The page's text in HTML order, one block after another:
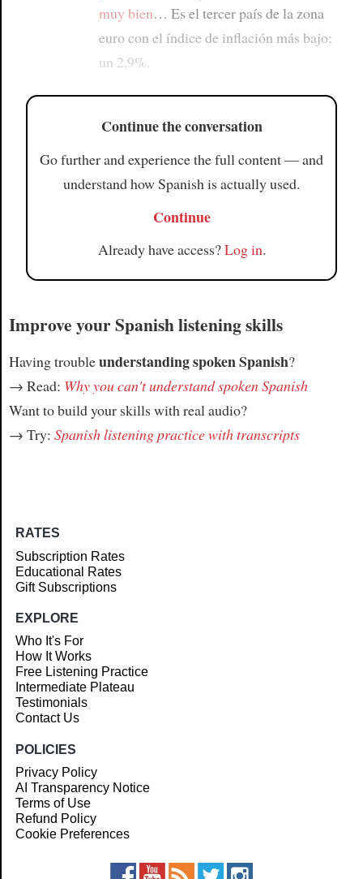
muy bien… Es el tercer país de la zona
euro con el índice de inflación más bajo:
un 2,9%.
Continue the conversation
Go further and experience the full content — and
understand how Spanish is actually used.
Continue
Already have access?Log in.
Improve your Spanish listening skills
Having troubleunderstanding spoken Spanish?
→ Read: Why you can't understand spoken Spanish
Want to build your skills with real audio?
→ Try: Spanish listening practice with transcripts
RATES
Subscription Rates
Educational Rates
Gift Subscriptions
EXPLORE
Who It's For
How It Works
Free Listening Practice
Intermediate Plateau
Testimonials
Contact Us
POLICIES
Privacy Policy
AI Transparency Notice
Terms of Use
Refund Policy
Cookie Preferences